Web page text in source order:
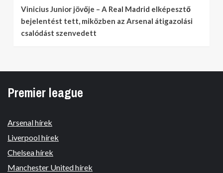
Vinicius Junior jövője – A Real Madrid elképesztő
bejelentést tett, miközben az Arsenal átigazolási
csalódást szenvedett
Premier league
Arsenal hírek
Liverpool hírek
Chelsea hírek
Manchester United hírek